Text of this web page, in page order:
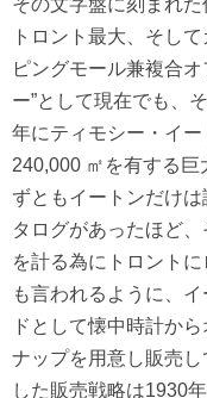
トロント最大、そし
ピングモール兼複合
ー”として現在でも、
年にティモシー・イ
240,000 ㎡を有する巨
ずともイートンだけ
タログがあったほど
を計る為にトロント
も言われるように、
ドとして懐中時計か
ナップを用意し販売
した販売戦略は1930